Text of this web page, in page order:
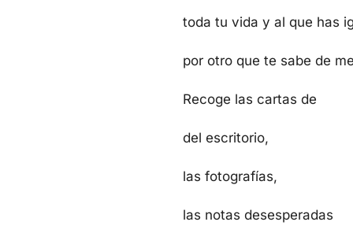
toda tu vida y al que has
por otro que te sabe de
Recoge las cartas de
del escritorio,
las fotografías,
las notas desesperadas